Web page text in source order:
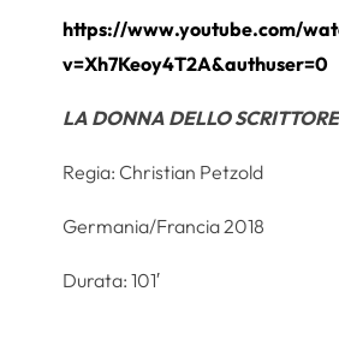
https://www.youtube.com/
v=Xh7Keoy4T2A&authuser=0
LA DONNA DELLO
Regia: Christian Petzold
Germania/Francia 2018
Durata: 101′